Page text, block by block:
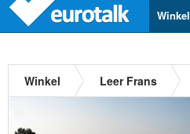
Winkel
Winkel Leer Frans